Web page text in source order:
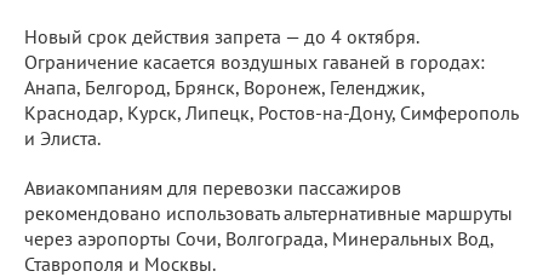
Новый срок действия запрета — до 4 октября.
Ограничение касается воздушных гаваней в городах:
Анапа, Белгород, Брянск, Воронеж, Геленджик,
Краснодар, Курск, Липецк, Ростов-на-Дону, Симферополь
и Элиста.
Авиакомпаниям для перевозки пассажиров
рекомендовано использовать альтернативные маршруты
через аэропорты Сочи, Волгограда, Минеральных Вод,
Ставрополя и Москвы.